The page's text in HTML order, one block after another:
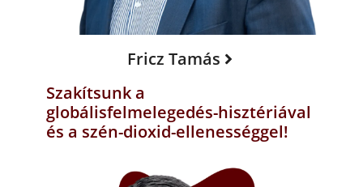
Fricz Tamás
Szakítsunk a
globálisfelmelegedés-hisztériával
és a szén-dioxid-ellenességgel!